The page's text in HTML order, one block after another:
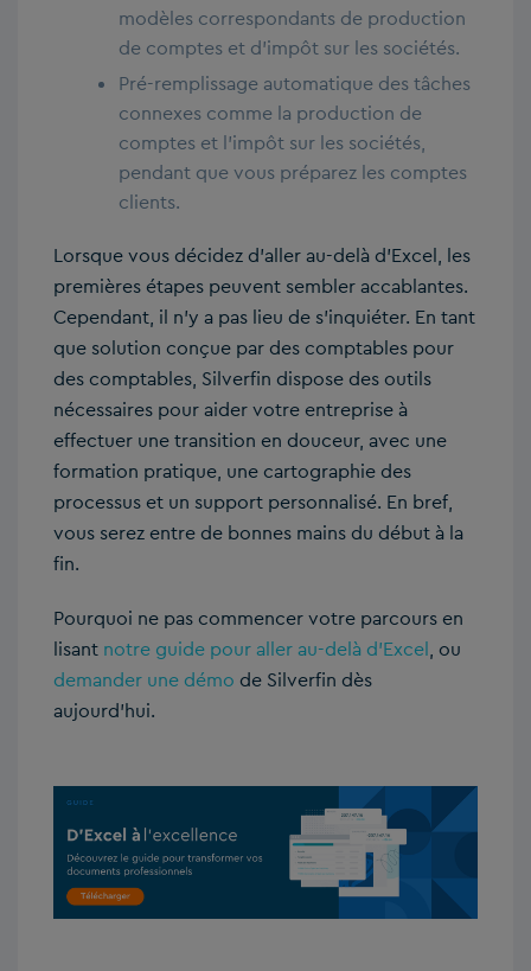
modèles correspondants de production
de comptes et d’impôt sur les sociétés.
Pré-remplissage automatique des tâches
connexes comme la production de
comptes et l’impôt sur les sociétés,
pendant que vous préparez les comptes
clients.
Lorsque vous décidez d’aller au-delà d’Excel, les
premières étapes peuvent sembler accablantes.
Cependant, il n’y a pas lieu de s’inquiéter. En tant
que solution conçue par des comptables pour
des comptables, Silverfin dispose des outils
nécessaires pour aider votre entreprise à
effectuer une transition en douceur, avec une
formation pratique, une cartographie des
processus et un support personnalisé. En bref,
vous serez entre de bonnes mains du début à la
fin.
Pourquoi ne pas commencer votre parcours en
lisant notre guide pour aller au-delà d’Excel, ou
demander une démo de Silverfin dès
aujourd’hui.